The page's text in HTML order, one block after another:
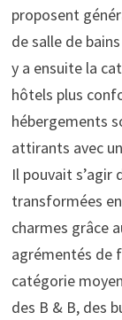
proposent
de salle de
y a ensuite la
hôtels plus
hébergements
attirants avec
Il pouvait s’agir
transformées
charmes grâce
agrémentés de
catégorie
des B & B, des